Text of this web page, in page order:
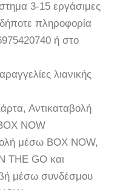
3-15 εργάσιμες
πληροφορία
ή στο
λιανικής
Αντικαταβολή
NOW
μέσω BOX NOW,
THE GO και
μέσω συνδέσμου